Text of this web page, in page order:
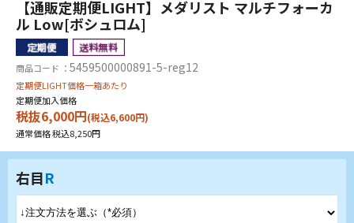
【通販定期便LIGHT】メダリスト マルチフォーカ
ル Low[ボシュロム]
商品コード ： 5459500000891-5-reg12
定期便LIGHT価格一箱あたり
定期便加入価格
税抜6,000円(税込6,600円)
通常価格 税込8,250円
右目R